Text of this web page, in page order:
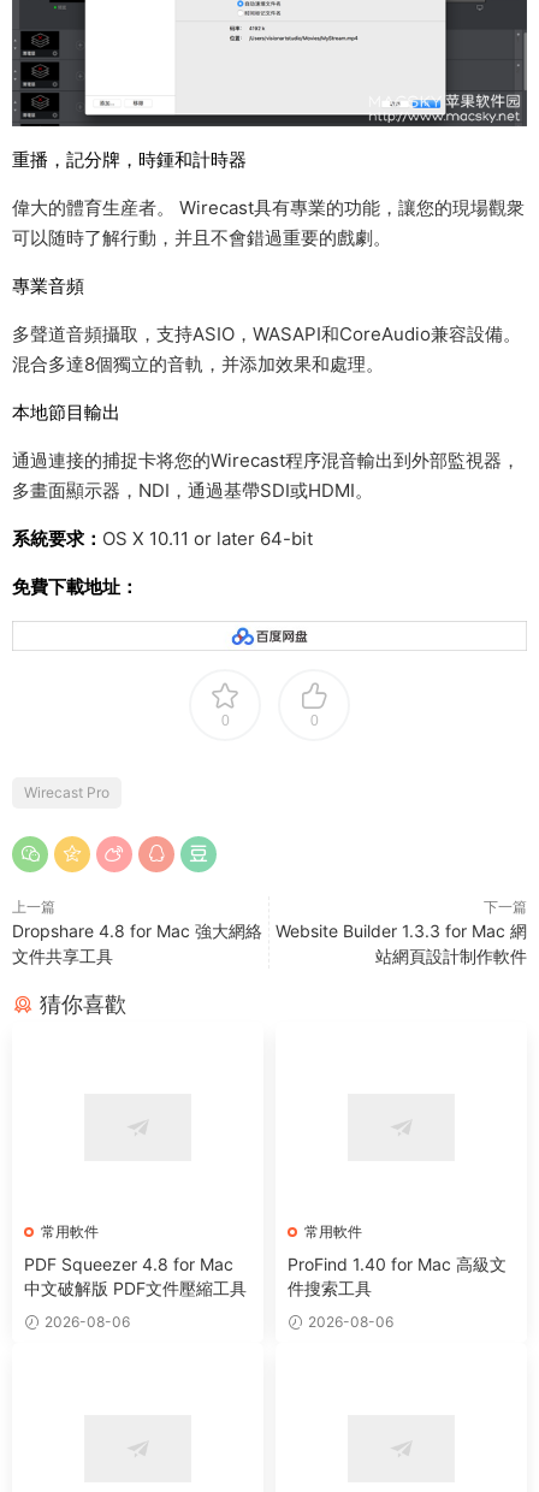
重播，記分牌，時鍾和計時器
偉大的體育生産者。 Wirecast具有專業的功能，讓您的現場觀衆
可以随時了解行動，并且不會錯過重要的戲劇。
專業音頻
多聲道音頻攝取，支持ASIO，WASAPI和CoreAudio兼容設備。
混合多達8個獨立的音軌，并添加效果和處理。
本地節目輸出
通過連接的捕捉卡将您的Wirecast程序混音輸出到外部監視器，
多畫面顯示器，NDI，通過基帶SDI或HDMI。
系統要求： OS X 10.11 or later 64-bit
免費下載地址：
0 0
Wirecast Pro
上一篇
Dropshare 4.8 for Mac 強大網絡
文件共享工具
下一篇
Website Builder 1.3.3 for Mac 網
站網頁設計制作軟件
猜你喜歡
常用軟件
PDF Squeezer 4.8 for Mac
中文破解版 PDF文件壓縮工具
2026-08-06
常用軟件
ProFind 1.40 for Mac 高級文
件搜索工具
2026-08-06